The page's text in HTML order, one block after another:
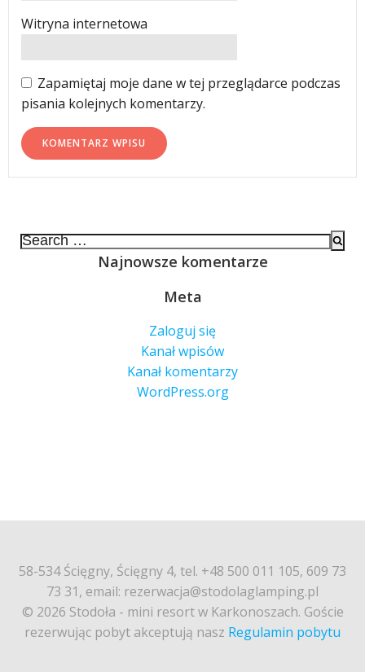
Witryna internetowa
Zapamiętaj moje dane w tej przeglądarce podczas
pisania kolejnych komentarzy.
Search
Najnowsze komentarze
Meta
Zaloguj się
Kanał wpisów
Kanał komentarzy
WordPress.org
58-534 Ścięgny, Ścięgny 4, tel. +48 500 011 105, 609 73
73 31, email: rezerwacja@stodolaglamping.pl
© 2026 Stodoła - mini resort w Karkonoszach. Goście
rezerwując pobyt akceptują nasz Regulamin pobytu